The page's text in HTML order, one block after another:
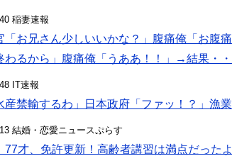
稲妻速報
「お兄さん少しいいかな？」腹痛俺「お腹
わるから」腹痛俺「うああ！！」→結果・・
IT速報
産禁輸するわ」日本政府「ファッ！？」漁
結婚・恋愛ニュースぷらす
77才、免許更新！高齢者講習は満点だっ